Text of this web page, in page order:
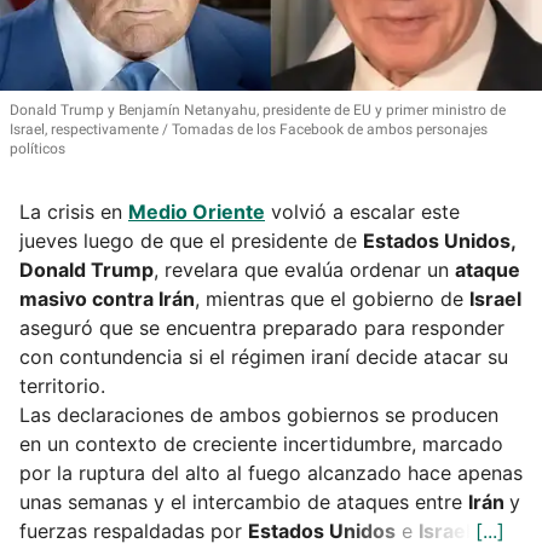
Donald Trump y Benjamín Netanyahu, presidente de EU y primer ministro de
Israel, respectivamente
Tomadas de los Facebook de ambos personajes
políticos
La crisis en Medio Oriente volvió a escalar este
jueves luego de que el presidente de Estados Unidos,
Donald Trump, revelara que evalúa ordenar un ataque
masivo contra Irán, mientras que el gobierno de Israel
aseguró que se encuentra preparado para responder
con contundencia si el régimen iraní decide atacar su
territorio.
Las declaraciones de ambos gobiernos se producen
en un contexto de creciente incertidumbre, marcado
por la ruptura del alto al fuego alcanzado hace apenas
unas semanas y el intercambio de ataques entre Irán y
fuerzas respaldadas por Estados Unidos e Israel